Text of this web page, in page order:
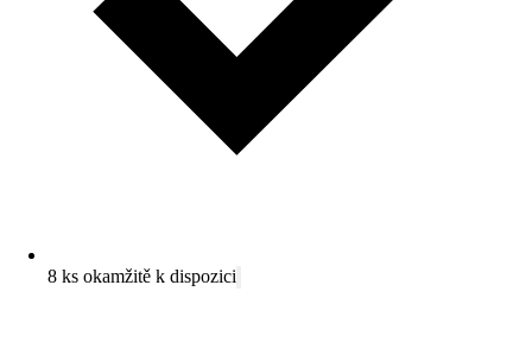
8 ks okamžitě k dispozici